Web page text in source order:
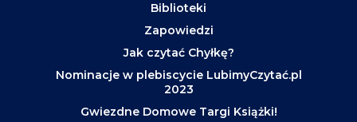
Biblioteki
Zapowiedzi
Jak czytać Chyłkę?
Nominacje w plebiscycie LubimyCzytać.pl
2023
Gwiezdne Domowe Targi Książki!